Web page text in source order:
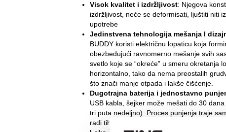
Visok kvalitet i izdržljivost: Njegova
izdržljivost, neće se deformisati, ljuštiti niti
upotrebe
Jedinstvena tehnologija mešanja I
BUDDY koristi električnu lopaticu koja
obezbeđujući ravnomerno mešanje svih
svetlo koje se “okreće” u smeru okretanja
horizontalno, tako da nema preostalih
što znači manje otpada i lakše čišćenje.
Dugotrajna baterija i jednostavno
USB kabla, šejker može mešati do 30
tri puta nedeljno). Proces punjenja traje
radi tiho sa 6000 obrta u minuti.